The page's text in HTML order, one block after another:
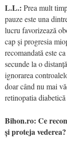
L.L.: Prea mult
pauze este una
lucru favorizează
cap și progresia
recomandată este
secunde la o
ignorarea
doar când nu mai
retinopatia
Bihon.ro: Ce
și proteja vederea?